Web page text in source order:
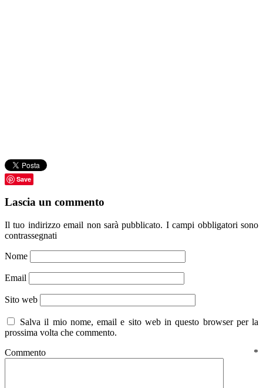
Save
Lascia un commento
Il tuo indirizzo email non sarà pubblicato. I campi obbligatori sono
contrassegnati
Nome
Email
Sito web
Salva il mio nome, email e sito web in questo browser per la
prossima volta che commento.
Commento *